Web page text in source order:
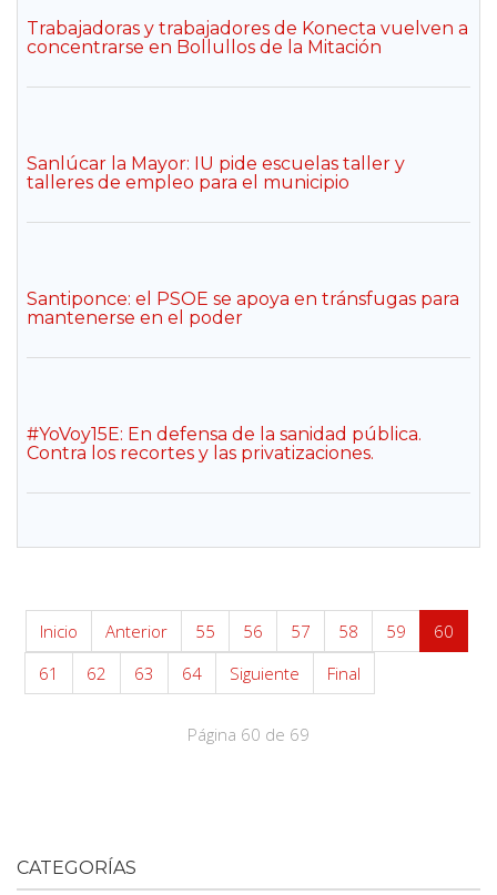
Trabajadoras y trabajadores de Konecta vuelven a
concentrarse en Bollullos de la Mitación
Sanlúcar la Mayor: IU pide escuelas taller y
talleres de empleo para el municipio
Santiponce: el PSOE se apoya en tránsfugas para
mantenerse en el poder
#YoVoy15E: En defensa de la sanidad pública.
Contra los recortes y las privatizaciones.
Inicio Anterior 55 56 57 58 59
60
61
62 63 64 Siguiente Final
Página 60 de 69
CATEGORÍAS